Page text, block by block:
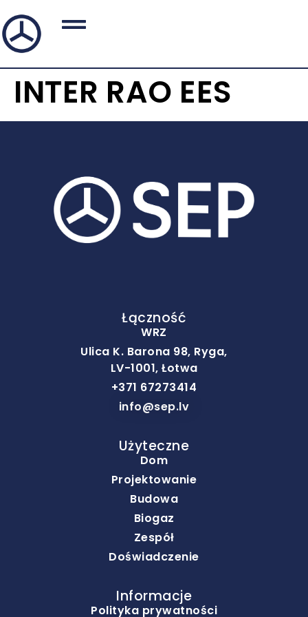
INTER RAO EES
Łączność
WRZ
Ulica K. Barona 98, Ryga,
LV-1001, Łotwa
+371 67273414
info@sep.lv
Użyteczne
Dom
Projektowanie
Budowa
Biogaz
Zespół
Doświadczenie
Informacje
Polityka prywatności